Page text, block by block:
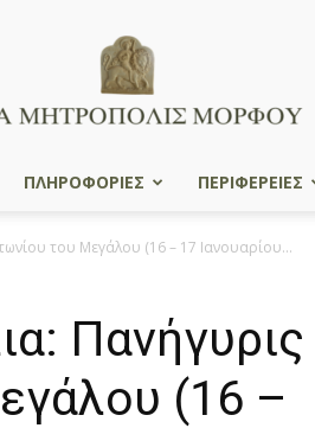
Μητρόπολις
ΠΛΗΡΟΦΟΡΙΕΣ ΠΕΡΙΦΕΡΕΙΕΣ
του Μεγάλου (16 – 17 Ιανουαρίου...
Πανήγυρις
(16 –